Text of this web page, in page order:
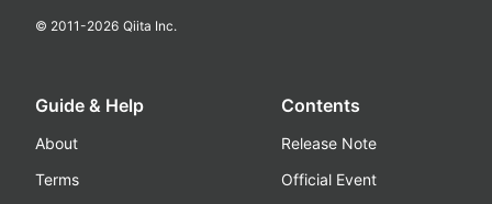
© 2011-2026 Qiita Inc.
Guide & Help
About
Terms
Contents
Release Note
Official Event